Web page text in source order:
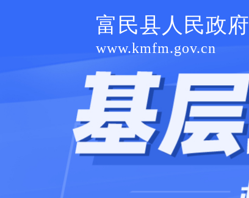
富民县人民政府
www.kmfm.gov.cn